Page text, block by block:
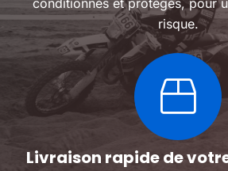
conditionnés et protégés, pour
risque.
Livraison rapide de